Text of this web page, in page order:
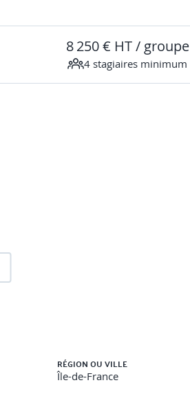
8 250 € HT / groupe
4 stagiaires minimum
RÉGION OU VILLE
Île-de-France